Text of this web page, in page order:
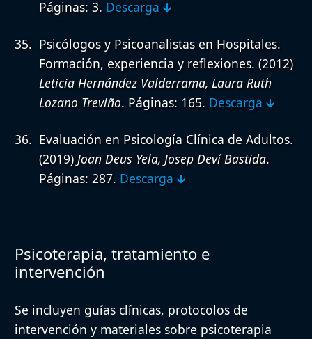
Páginas: 3. Descarga 🡳
Psicólogos y Psicoanalistas en Hospitales.
Formación, experiencia y reflexiones. (2012)
Leticia Hernández Valderrama, Laura Ruth
Lozano Treviño. Páginas: 165. Descarga 🡳
Evaluación en Psicología Clínica de Adultos.
(2019) Joan Deus Yela, Josep Deví Bastida.
Páginas: 287. Descarga 🡳
Psicoterapia, tratamiento e
intervención
Se incluyen guías clínicas, protocolos de
intervención y materiales sobre psicoterapia